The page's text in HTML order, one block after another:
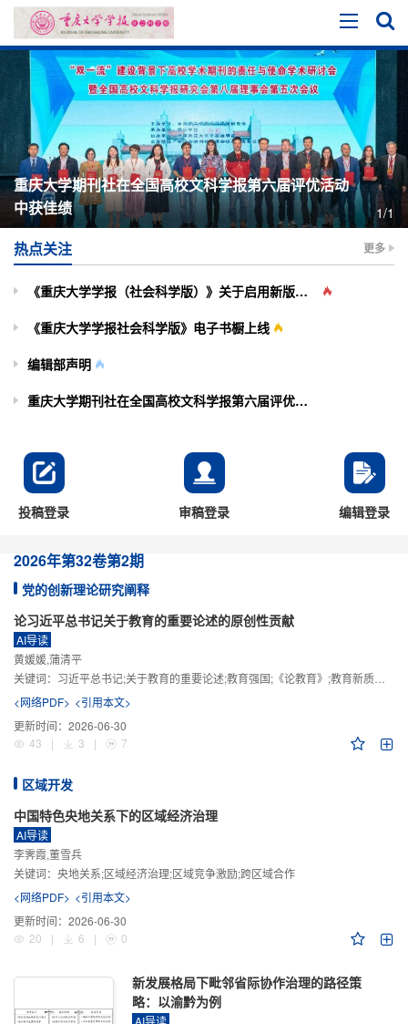
重庆大学期刊社在全国高校文科学报第六届评优活动
中获佳绩
1/1
热点关注 更多
《重庆大学学报（社会科学版）》关于启用新版投审稿系统的通知
《重庆大学学报社会科学版》电子书橱上线
编辑部声明
重庆大学期刊社在全国高校文科学报第六届评优活动中获佳绩
投稿登录 审稿登录 编辑登录
2026年第32卷第2期
党的创新理论研究阐释
论习近平总书记关于教育的重要论述的原创性贡献
AI导读
黄媛媛,蒲清平
关键词： 习近平总书记;关于教育的重要论述;教育强国;《论教育》;教育新质生产力;教育人工智能
<网络PDF> <引用本文>
更新时间： 2026-06-30
43
| 3 | 7
区域开发
中国特色央地关系下的区域经济治理
AI导读
李霁霞,董雪兵
关键词： 央地关系;区域经济治理;区域竞争激励;跨区域合作
<网络PDF> <引用本文>
更新时间： 2026-06-30
20
| 6 | 0
新发展格局下毗邻省际协作治理的路径策
略：以渝黔为例
AI导读